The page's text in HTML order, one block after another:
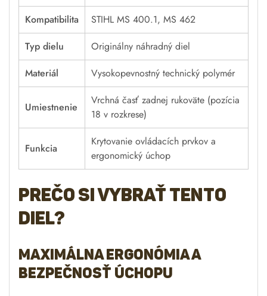
Kompatibilita
STIHL MS 400.1, MS 462
Typ dielu
Originálny náhradný diel
Materiál
Vysokopevnostný technický polymér
Umiestnenie
Vrchná časť zadnej rukoväte (pozícia
18 v rozkrese)
Funkcia
Krytovanie ovládacích prvkov a
ergonomický úchop
Prečo si vybrať tento
diel?
Maximálna ergonómia a
bezpečnosť úchopu